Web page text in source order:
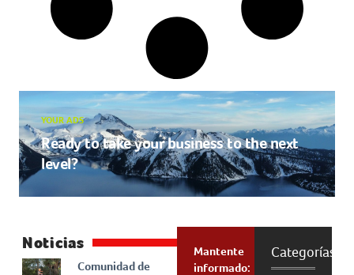
YOUR ADS
Ready to take your business to the next
level?
Noticias
Comunidad de
Mantente
informado:
Categorías